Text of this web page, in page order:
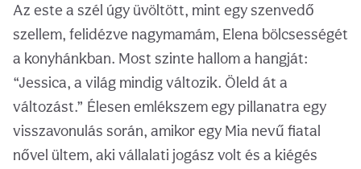
Az este a szél úgy üvöltött, mint egy szenvedő
szellem, felidézve nagymamám, Elena bölcsességét
a konyhánkban. Most szinte hallom a hangját:
“Jessica, a világ mindig változik. Öleld át a
változást.” Élesen emlékszem egy pillanatra egy
visszavonulás során, amikor egy Mia nevű fiatal
nővel ültem, aki vállalati jogász volt és a kiégés